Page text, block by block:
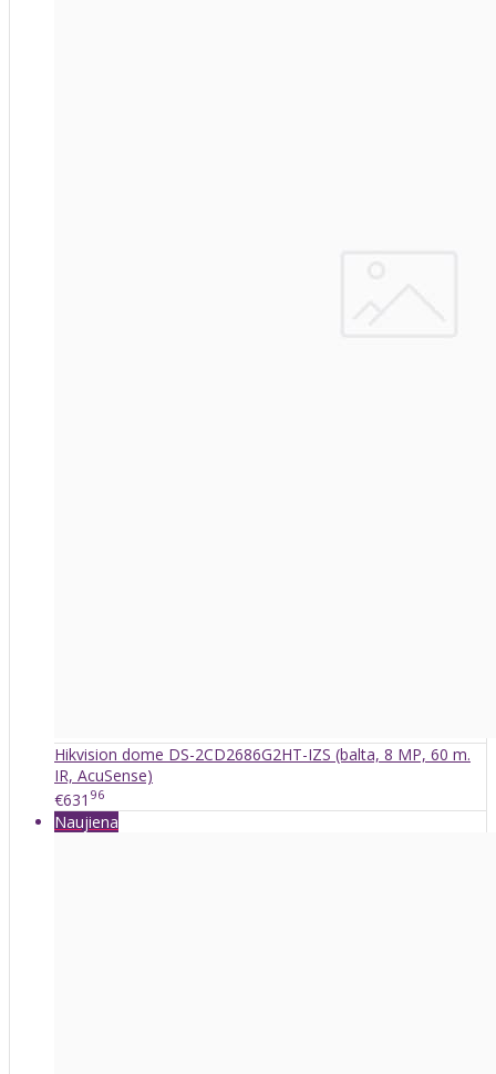
Hikvision dome DS-2CD2686G2HT-IZS (balta, 8 MP, 60 m.
IR, AcuSense)
€631 96
Naujiena